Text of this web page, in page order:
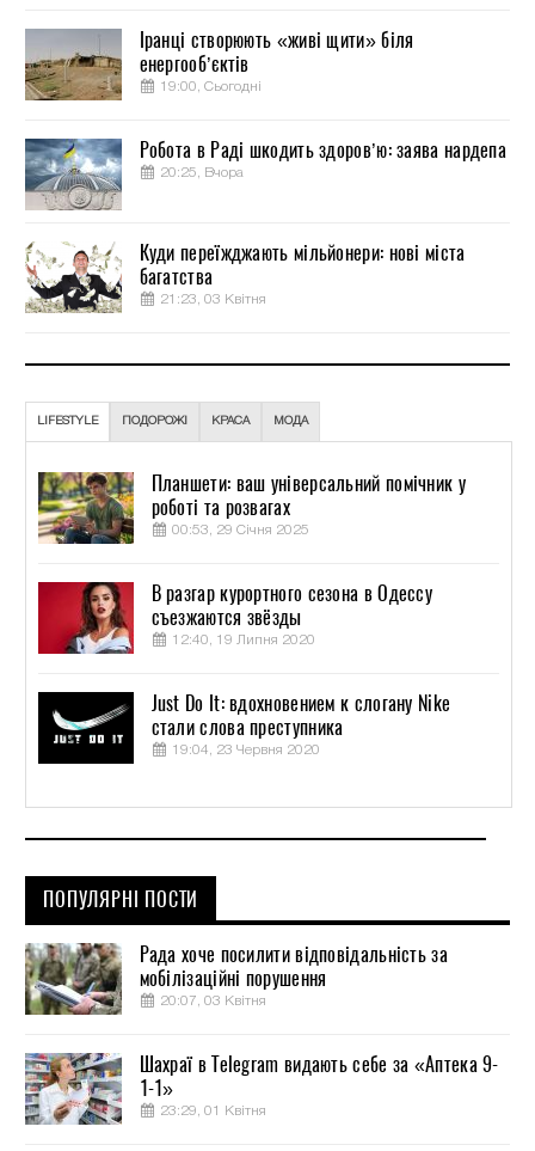
Іранці створюють «живі щити» біля
енергооб’єктів
19:00, Сьогодні
Робота в Раді шкодить здоров’ю: заява нардепа
20:25, Вчора
Куди переїжджають мільйонери: нові міста
багатства
21:23, 03 Квітня
LIFESTYLE ПОДОРОЖІ КРАСА МОДА
Планшети: ваш універсальний помічник у
роботі та розвагах
00:53, 29 Січня 2025
В разгар курортного сезона в Одессу
съезжаются звёзды
12:40, 19 Липня 2020
Just Do It: вдохновением к слогану Nike
стали слова преступника
19:04, 23 Червня 2020
ПОПУЛЯРНІ ПОСТИ
Рада хоче посилити відповідальність за
мобілізаційні порушення
20:07, 03 Квітня
Шахраї в Telegram видають себе за «Аптека 9-
1-1»
23:29, 01 Квітня